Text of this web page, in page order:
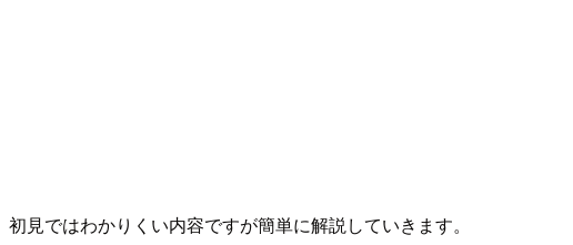
初見ではわかりくい内容ですが簡単に解説していきます。